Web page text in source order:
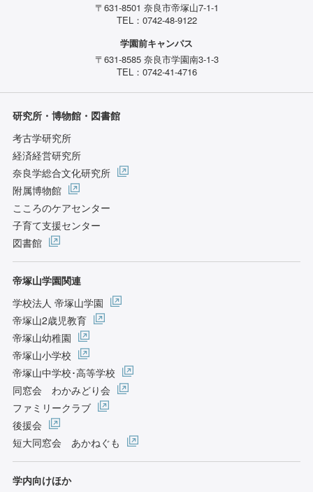
〒631-8501 奈良市帝塚山7-1-1
TEL：0742-48-9122
学園前キャンパス
〒631-8585 奈良市学園南3-1-3
TEL：0742-41-4716
研究所・博物館・図書館
考古学研究所
経済経営研究所
奈良学総合文化研究所
附属博物館
こころのケアセンター
子育て支援センター
図書館
帝塚山学園関連
学校法人 帝塚山学園
帝塚山2歳児教育
帝塚山幼稚園
帝塚山小学校
帝塚山中学校･高等学校
同窓会 わかみどり会
ファミリークラブ
後援会
短大同窓会 あかねぐも
学内向けほか